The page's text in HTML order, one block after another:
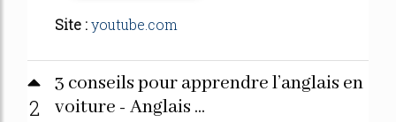
Site :youtube.com
2
3 conseils pour apprendre l’anglais en
voiture - Anglais ...